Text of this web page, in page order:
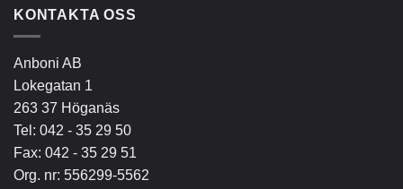
KONTAKTA OSS
Anboni AB
Lokegatan 1
263 37 Höganäs
Tel: 042 - 35 29 50
Fax: 042 - 35 29 51
Org. nr: 556299-5562